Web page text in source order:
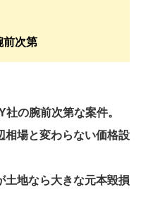
前次第
の腕前次第な案件。
相場と変わらない価格設
土地なら大きな元本毀損